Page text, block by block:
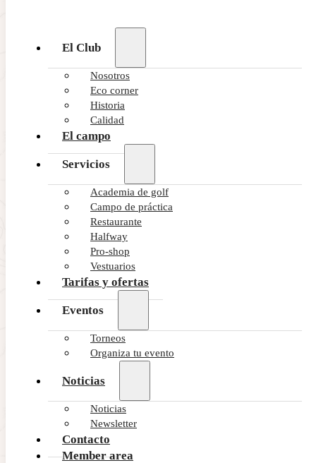
El Club
Nosotros
Eco corner
Historia
Calidad
El campo
Servicios
Academia de golf
Campo de práctica
Restaurante
Halfway
Pro-shop
Vestuarios
Tarifas y ofertas
Eventos
Torneos
Organiza tu evento
Noticias
Noticias
Newsletter
Contacto
Member area